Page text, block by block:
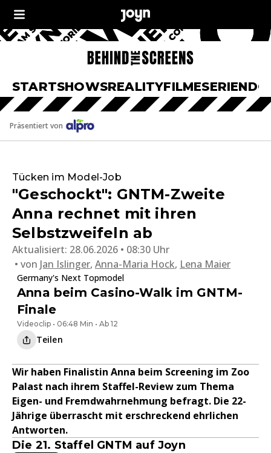
STARTSHOWSREALITYFILMESERIEN
Präsentiert von
Tücken im Model-Job
"Geschockt": GNTM-Zweite
Anna rechnet mit ihren
Selbstzweifeln ab
Aktualisiert: 28.06.2026 • 08:30 Uhr
von Jan Islinger, Anna-Maria Hock, Lena Maier
Germany's Next Topmodel
Anna beim Casino-Walk im GNTM-
Finale
Videoclip • 06:48 Min • Ab 12
Teilen
Wir haben Finalistin Anna beim Screening im Zoo
Palast nach ihrem Staffel-Review zum Thema
Eigen- und Fremdwahrnehmung befragt. Die 22-
Jährige überrascht mit erschreckend ehrlichen
Antworten.
Die 21. Staffel GNTM auf Joyn